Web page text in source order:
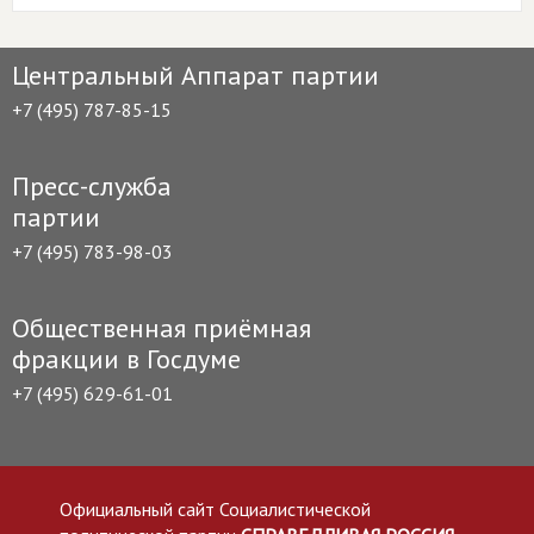
Центральный Аппарат партии
+7 (495) 787-85-15
Пресс-служба
партии
+7 (495) 783-98-03
Общественная приёмная
фракции в Госдуме
+7 (495) 629-61-01
Официальный сайт Социалистической